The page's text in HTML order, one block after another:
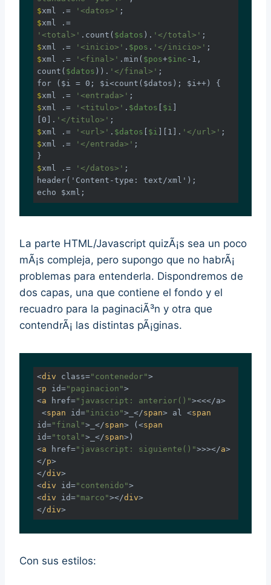
$xml .= '<datos>' ;
$
xml .=
'<total>' .count( $datos ). '</total>' ;
$xml .= '<inicio>' . $pos . '</inicio>' ;
$xml .= '<final>' .min( $pos+$inc -1,
count( $datos )). '</final>' ;
$xml .= '<entrada>' ;
$xml .= '<titulo>' . $datos $i
[0]. '</titulo>' ;
$xml .= '<url>' . $datos $i ][1]. '</url>' ;
$xml .= '</entrada>' ;
$xml .= '</datos>' ;
header('Content-type: text/xml');
echo $xml;
La parte HTML/Javascript quizÃ¡s sea un poco
mÃ¡s compleja, pero supongo que no habrÃ¡
problemas para entenderla. Dispondremos de
dos capas, una que contiene el fondo y el
recuadro para la paginaciÃ³n y otra que
contendrÃ¡ las distintas pÃ¡ginas.
<div class="contenedor">
<p id="paginacion">
<a href="javascript: anterior()"><<</a>
<span id="inicio"> </span> al <span
id="final"> </span> ( <span
id="total"> </span>
<a href="javascript: siguiente()">>></a>
</p>
</div>
<div id="contenido">
<div id="marco"></div>
</div>
Con sus estilos: